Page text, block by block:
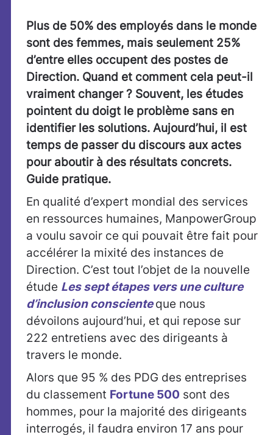
Plus de 50% des employés dans le monde
sont des femmes, mais seulement 25%
d’entre elles occupent des postes de
Direction. Quand et comment cela peut-il
vraiment changer ? Souvent, les études
pointent du doigt le problème sans en
identifier les solutions. Aujourd’hui, il est
temps de passer du discours aux actes
pour aboutir à des résultats concrets.
Guide pratique.
En qualité d’expert mondial des services
en ressources humaines, ManpowerGroup
a voulu savoir ce qui pouvait être fait pour
accélérer la mixité des instances de
Direction. C’est tout l’objet de la nouvelle
étude Les sept étapes vers une culture
d’inclusion consciente que nous
dévoilons aujourd’hui, et qui repose sur
222 entretiens avec des dirigeants à
travers le monde.
Alors que 95 % des PDG des entreprises
du classement Fortune 500 sont des
hommes, pour la majorité des dirigeants
interrogés, il faudra environ 17 ans pour